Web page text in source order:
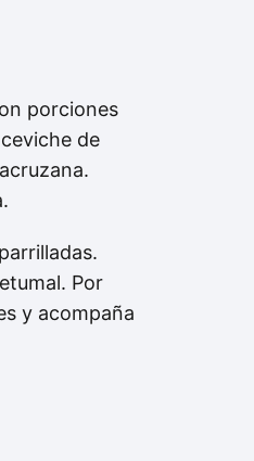
porciones
de
Por
y acompaña